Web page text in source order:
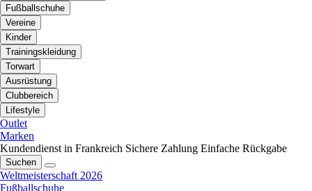
Fußballschuhe
Vereine
Kinder
Trainingskleidung
Torwart
Ausrüstung
Clubbereich
Lifestyle
Outlet
Marken
Kundendienst in Frankreich Sichere Zahlung Einfache Rückgabe
Suchen
Weltmeisterschaft 2026
Fußballschuhe